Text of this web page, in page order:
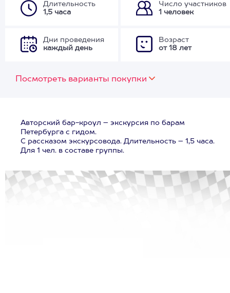
Длительность
1,5 часа
Число участников
1 человек
Дни проведения
каждый день
Возраст
от 18 лет
Посмотреть варианты покупки
Авторский бар-кроул – экскурсия по барам
Петербурга с гидом.
С рассказом экскурсовода. Длительность – 1,5 часа.
Для 1 чел. в составе группы.